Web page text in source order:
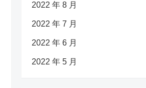
2022 年 8 月
2022 年 7 月
2022 年 6 月
2022 年 5 月